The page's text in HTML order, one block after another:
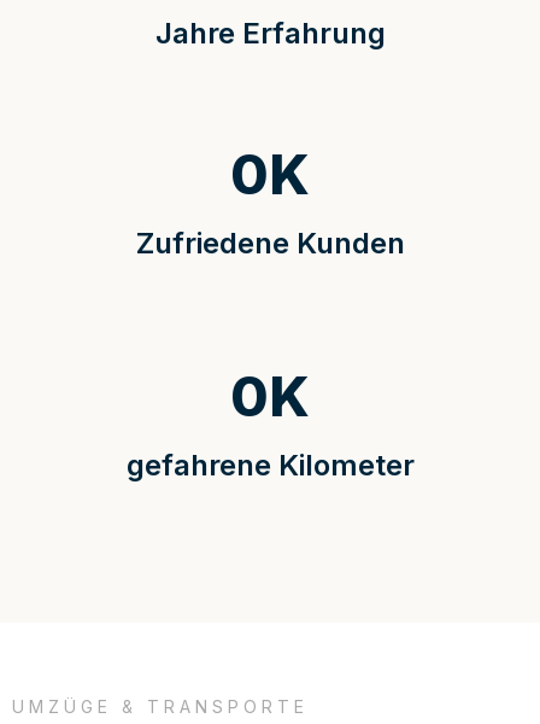
Jahre Erfahrung
Zufriedene Kunden
0K
gefahrene Kilometer
0K
UMZÜGE & TRANSPORTE